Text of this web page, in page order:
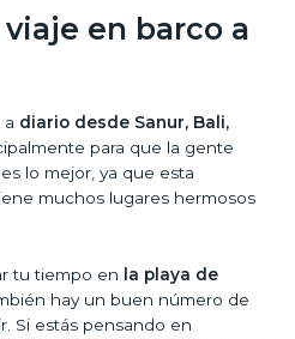
en barco a
a diario desde Sanur, Bali,
para que la gente
lo mejor, ya que esta
muchos lugares hermosos
tu tiempo en
la playa de
hay un buen número de
Si estás pensando en